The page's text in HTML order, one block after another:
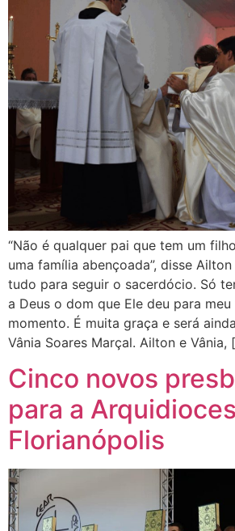
“Não é qualquer pai que tem um
uma família abençoada”, disse
tudo para seguir o sacerdócio. Só
a Deus o dom que Ele deu para
momento. É muita graça e será
Vânia Soares Marçal. Ailton e Vânia,
Cinco novos
para a
Florianópolis